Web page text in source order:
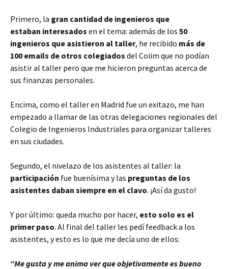
Primero, la gran cantidad de ingenieros que
estaban interesados en el tema: además de los 50
ingenieros que asistieron al taller, he recibido más de
100 emails de otros colegiados del Coiim que no podían
asistir al taller pero que me hicieron preguntas acerca de
sus finanzas personales.
Encima, como el taller en Madrid fue un exitazo, me han
empezado a llamar de las otras delegaciones regionales del
Colegio de Ingenieros Industriales para organizar talleres
en sus ciudades.
Segundo, el nivelazo de los asistentes al taller: la
participación fue buenísima y las preguntas de los
asistentes daban siempre en el clavo. ¡Así da gusto!
Y por último: queda mucho por hacer, esto solo es el
primer paso. Al final del taller les pedí feedback a los
asistentes, y esto es lo que me decía uno de ellos:
“Me gusta y me anima ver que objetivamente es bueno